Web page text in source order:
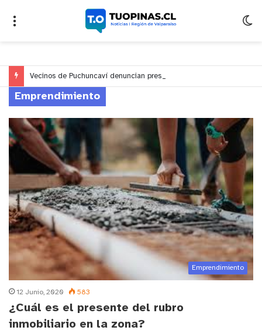
Emprendimiento
Emprendimiento
12 Junio, 2020 583
¿Cuál es el presente del rubro
inmobiliario en la zona?